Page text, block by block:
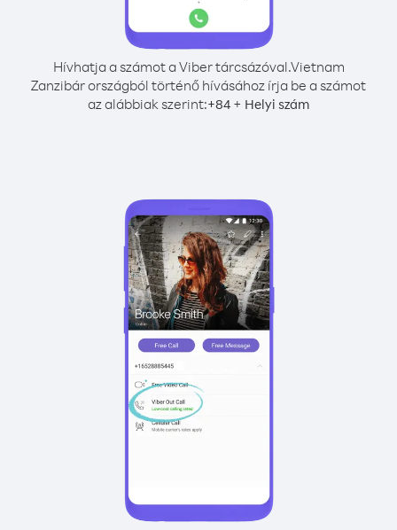
Hívhatja a számot a Viber tárcsázóval.Vietnam
Zanzibár országból történő hívásához írja be a számot
az alábbiak szerint:+84 + Helyi szám